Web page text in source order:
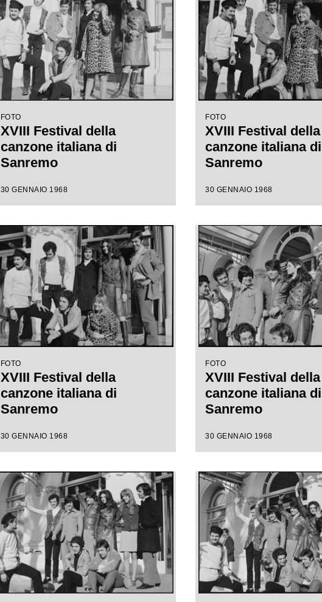
FOTO
XVIII Festival della
canzone italiana di
Sanremo
30 GENNAIO 1968
FOTO
XVIII Festival della
canzone italiana di
Sanremo
30 GENNAIO 1968
FOTO
XVIII Festival della
canzone italiana di
Sanremo
30 GENNAIO 1968
FOTO
XVIII Festival della
canzone italiana di
Sanremo
30 GENNAIO 1968